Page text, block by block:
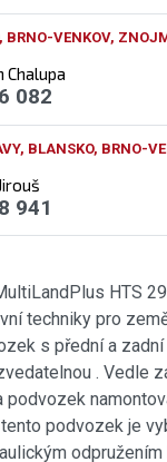
Chalupa
BRNO-VENKOV,
082
BLANSKO, BRNO-
941
HTS
techniky pro
s přední a
. Vedle
podvozek
podvozek je